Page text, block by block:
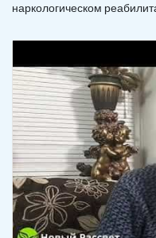
наркологическом